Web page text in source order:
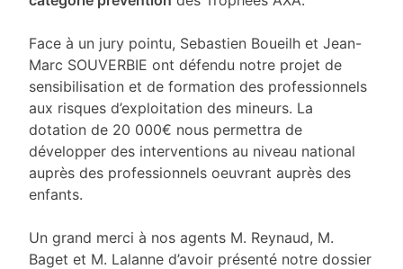
Face à un jury pointu, Sebastien Boueilh et Jean-
Marc SOUVERBIE ont défendu notre projet de
sensibilisation et de formation des professionnels
aux risques d’exploitation des mineurs. La
dotation de 20 000€ nous permettra de
développer des interventions au niveau national
auprès des professionnels oeuvrant auprès des
enfants.
Un grand merci à nos agents M. Reynaud, M.
Baget et M. Lalanne d’avoir présenté notre dossier